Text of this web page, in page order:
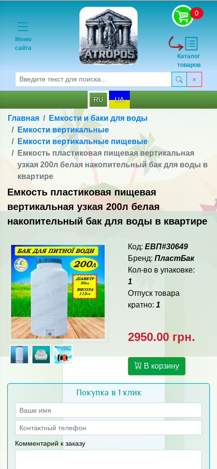
Меню
сайта
0
Каталог
товаров
RU UA
Главная
Емкости и баки для воды
Емкости вертикальные
Емкости вертикальные пищевые
Емкость пластиковая пищевая вертикальная
узкая 200л белая накопительный бак для воды в
квартире
Емкость пластиковая пищевая
вертикальная узкая 200л белая
накопительный бак для воды в квартире
Код: ЕВП#30649
Бренд: ПластБак
Кол-во в упаковке:
1
Отпуск товара
кратно: 1
2950.00 грн.
В корзину
Покупка в 1 клик
Комментарий к заказу